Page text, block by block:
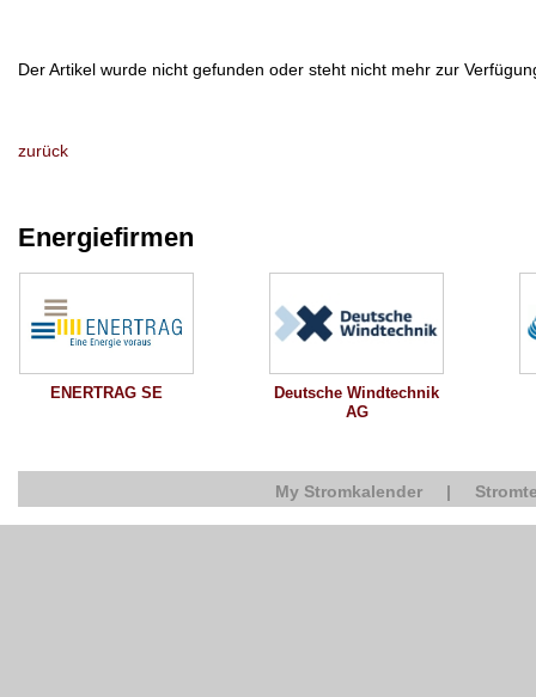
Der Artikel wurde nicht gefunden oder steht nicht mehr zur
zurück
Energiefirmen
ENERTRAG SE
Deutsche Windtechnik
AG
My Stromkalender |